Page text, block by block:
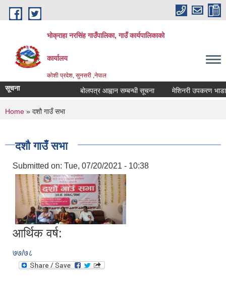
Skip to main content
भोक्राहा नरसिंह गाउँपालिका, गाउँ कार्यपालिकाको
कार्यालय
कोशी प्रदेश, सुनसरी ,नेपाल
सूचना बोलपत्र आह्वान सम्बन्धी सूचना मेशिनरी उपकरण
You are here
Home » दशौ गाउँ सभा
दशौ गाउँ सभा
Submitted on: Tue, 07/20/2021 - 10:38
आर्थिक वर्ष:
७७/७८